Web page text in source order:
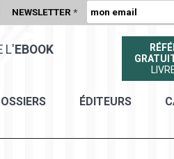
NEWSLETTER *
L' EBOOK
ÉDITEURS